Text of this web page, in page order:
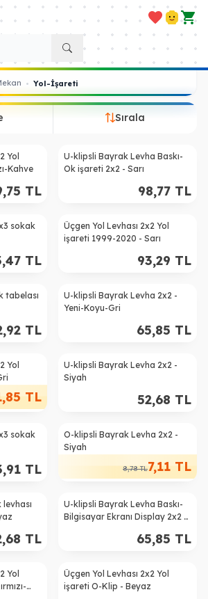
Favorilerim
Hesabım
• Yol-İşareti
Sırala
Yol
Kahve
TL
U-klipsli Bayrak Levha Baskı-
Ok işareti 2x2 - Sarı
98,77 TL
sokak
TL
Üçgen Yol Levhası 2x2 Yol
işareti 1999-2020 - Sarı
93,29 TL
tabelası
TL
U-klipsli Bayrak Levha 2x2 -
Yeni-Koyu-Gri
65,85 TL
Yol
TL
U-klipsli Bayrak Levha 2x2 -
Siyah
52,68 TL
sokak
TL
%19
O-klipsli Bayrak Levha 2x2 -
Siyah
8,78TL7,11 TL
TL
U-klipsli Bayrak Levha Baskı-
Bilgisayar Ekranı Display 2x2 -
65,85 TL
Yol
Üçgen Yol Levhası 2x2 Yol
işareti O-Klip - Beyaz